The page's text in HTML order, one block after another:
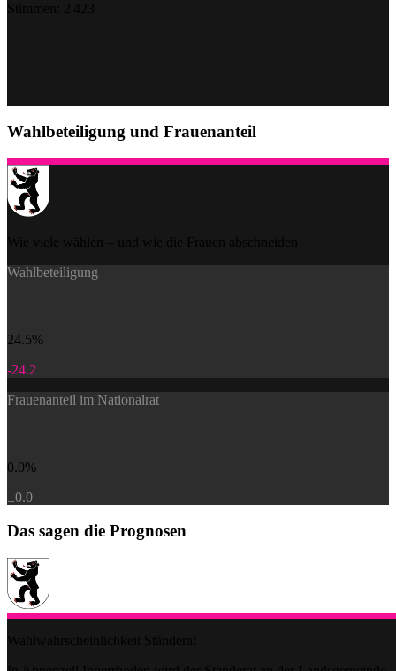
Wahlbeteiligung und Frauenanteil
Wahlbeteiligung
24.5%
-24.2
Frauenanteil im Nationalrat
0.0%
±0.0
Das sagen die Prognosen